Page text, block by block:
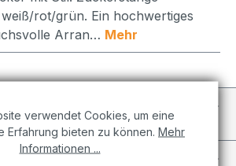
rot/grün. Ein hochwertiges
Arran… Mehr
verwendet Cookies, um eine
Erfahrung bieten zu können. Mehr
Informationen ...